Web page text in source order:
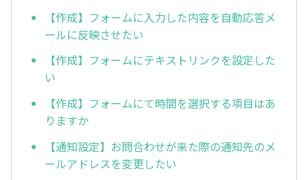
【作成】フォームに入力した内容を自動応答メ
ールに反映させたい
【作成】フォームにテキストリンクを設定した
い
【作成】フォームにて時間を選択する項目はあ
りますか
【通知設定】お問合わせが来た際の通知先のメ
ールアドレスを変更したい